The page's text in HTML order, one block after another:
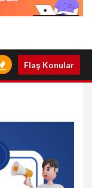
Flaş Konular